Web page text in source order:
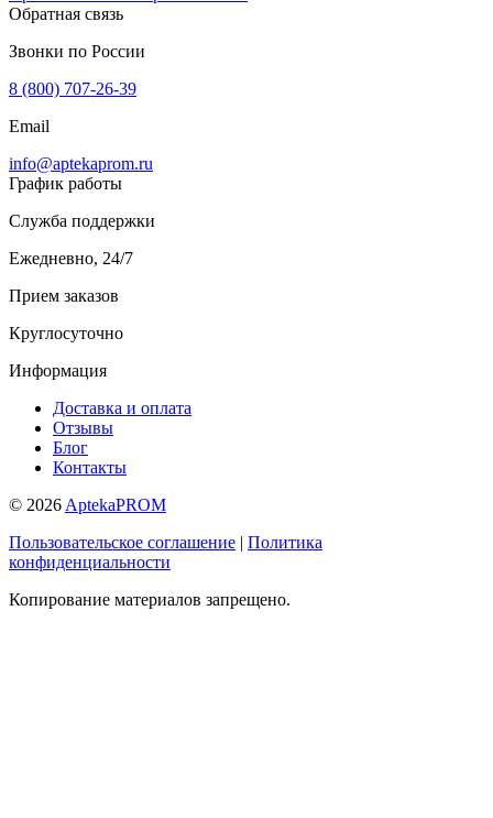
Обратная связь
Звонки по России
8 (800) 707-26-39
Email
info@aptekaprom.ru
График работы
Служба поддержки
Ежедневно, 24/7
Прием заказов
Круглосуточно
Информация
Доставка и оплата
Отзывы
Блог
Контакты
© 2026 AptekaPROM
Пользовательское соглашение | Политика
конфиденциальности
Копирование материалов запрещено.